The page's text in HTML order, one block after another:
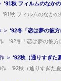
'91秋 フィルムのなか
＞ '92冬「恋は夢の彼方
＞ '92秋（通りすぎた